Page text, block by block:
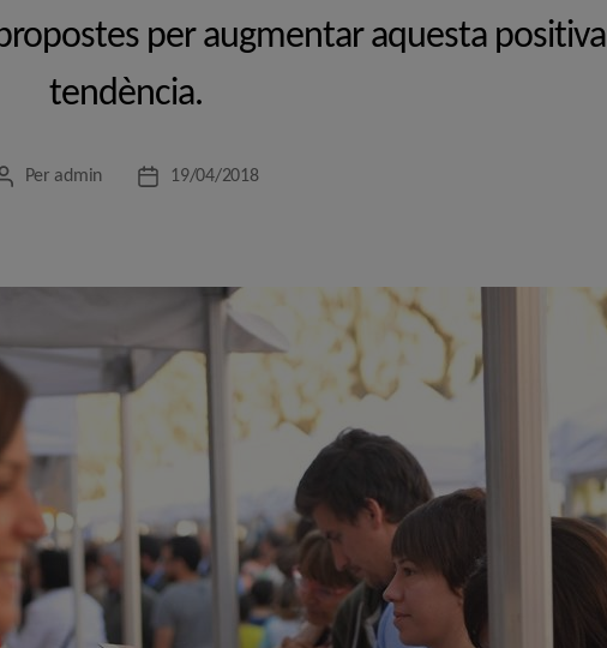
per augmentar aquesta positiva
tendència.
Autor
Per admin
Data19/04/2018